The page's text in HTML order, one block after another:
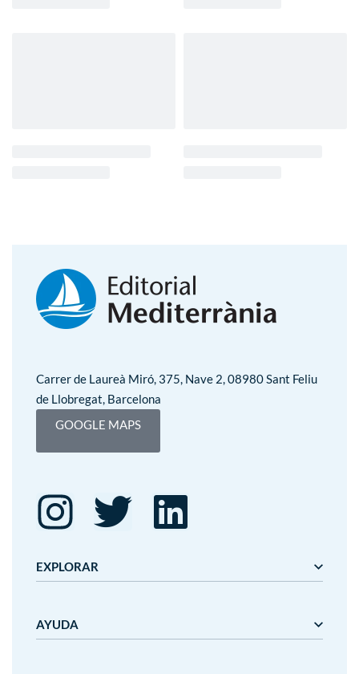
Carrer de Laureà Miró, 375, Nave 2, 08980 Sant Feliu
de Llobregat, Barcelona
GOOGLE MAPS
EXPLORAR
Gaudí
AYUDA